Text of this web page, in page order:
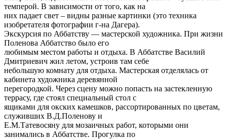
темперой. В зависимости от того, как на
них падает свет – видны разные картинки (это техника
изобретателя фотографии г-на Дагера).
Экскурсия по Аббатству — мастерской художника. При жизни
Поленова Аббатство было его
любимым местом работы и отдыха. В Аббатстве Василий
Дмитриевич жил летом, устроив там себе
небольшую комнату для отдыха. Мастерская отделялась от
кабинета художника деревянной
перегородкой. Через сцену можно попасть на застекленную
террасу, где стоял специальный стол с
ящиками для окских камешков, рассортированных по цветам,
служивших В.Д.Поленову и
Е.М.Татевосяну для мозаичных работ, которыми они
занимались в Аббатстве. Прогулка по